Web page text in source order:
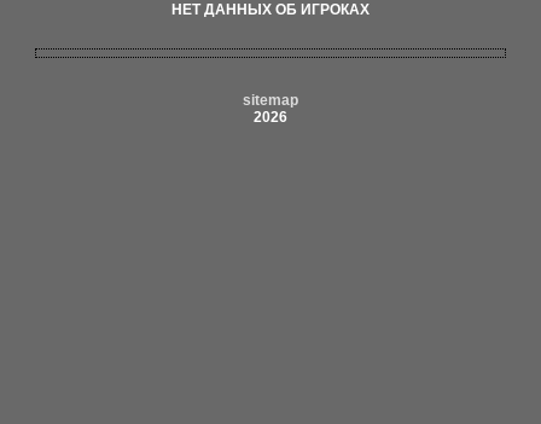
НЕТ ДАННЫХ ОБ ИГРОКАХ
sitemap
2026